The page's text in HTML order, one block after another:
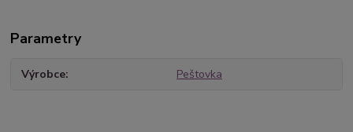
Parametry
Výrobce Peštovka